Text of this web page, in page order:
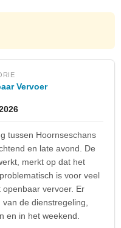
Vervoer
tussen Hoornseschans
en late avond. De
merkt op dat het
is voor veel
vervoer. Er
de dienstregeling,
en in het weekend.